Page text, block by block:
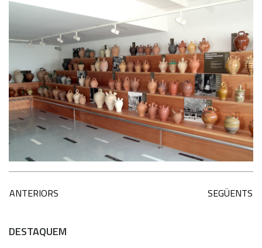
ANTERIORS SEGÜENTS
DESTAQUEM